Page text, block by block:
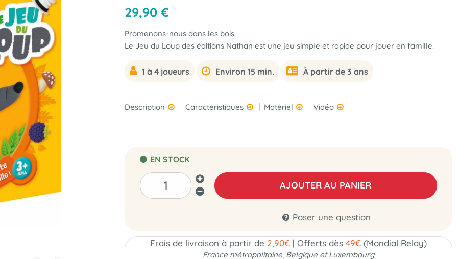
29,90 €
Promenons-nous dans les bois
Le Jeu du Loup des éditions Nathan est une jeu simple et rapide pour jouer en famille.
1 à 4 joueurs Environ 15 min. À partir de 3 ans
Description Caractéristiques Matériel Vidéo
EN STOCK
AJOUTER AU PANIER
Poser une question
Frais de livraison à partir de 2,90€ | Offerts dès 49€ (Mondial Relay)
France métropolitaine, Belgique et Luxembourg